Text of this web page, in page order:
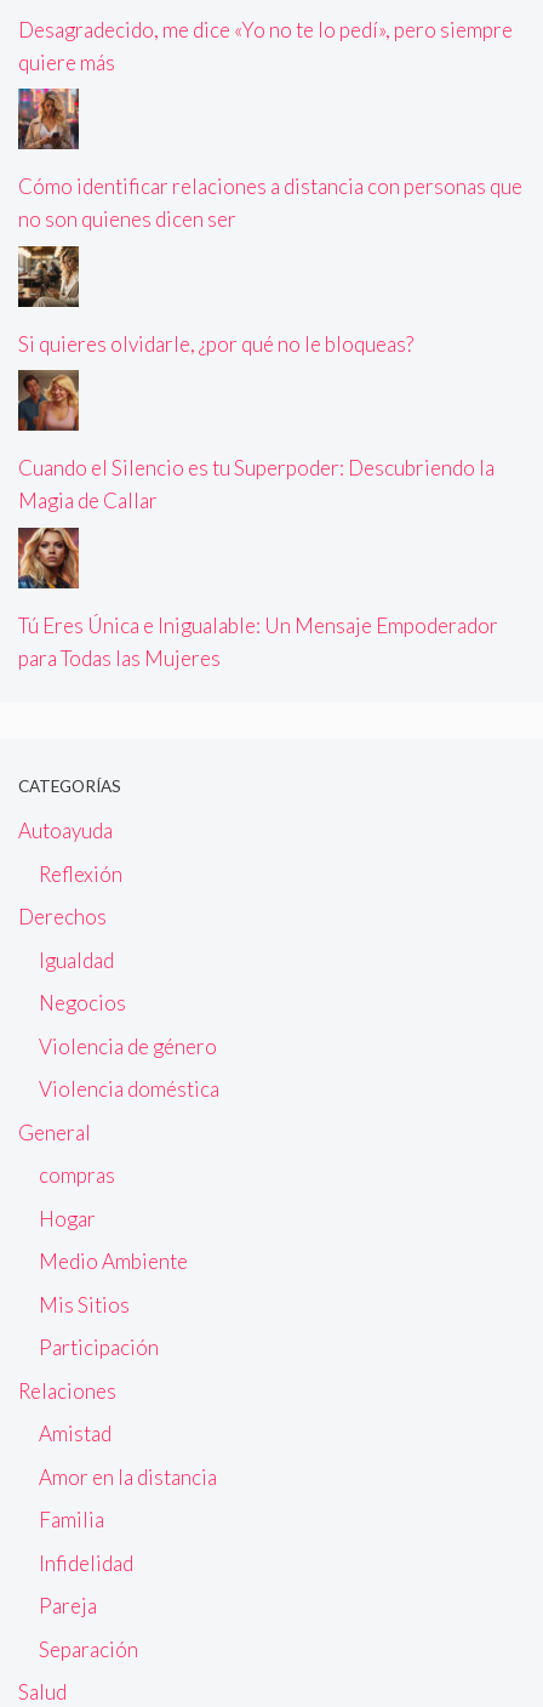
Desagradecido, me dice «Yo no te lo pedí», pero siempre
quiere más
Cómo identificar relaciones a distancia con personas que
no son quienes dicen ser
Si quieres olvidarle, ¿por qué no le bloqueas?
Cuando el Silencio es tu Superpoder: Descubriendo la
Magia de Callar
Tú Eres Única e Inigualable: Un Mensaje Empoderador
para Todas las Mujeres
CATEGORÍAS
Autoayuda
Reflexión
Derechos
Igualdad
Negocios
Violencia de género
Violencia doméstica
General
compras
Hogar
Medio Ambiente
Mis Sitios
Participación
Relaciones
Amistad
Amor en la distancia
Familia
Infidelidad
Pareja
Separación
Salud